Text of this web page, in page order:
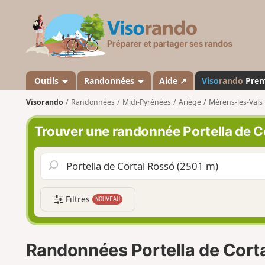
s
a
n
d
o
Outils Randonnées Aide ↗ Visorando
Visorando Randonnées Midi-Pyrénées Ariège Mérens-les-Vals
Trouver une randonnée Portella de
Filtres NOUVEAU
Randonnées Portella de